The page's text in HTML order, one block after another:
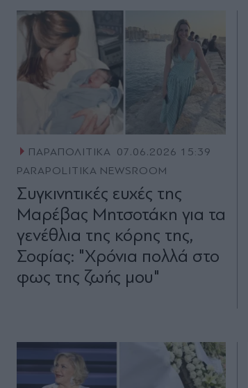
ΠΑΡΑΠΟΛΙΤΙΚΑ 07.06.2026 15:39
PARAPOLITIKA NEWSROOM
Συγκινητικές ευχές της
Μαρέβας Μητσοτάκη για τα
γενέθλια της κόρης της,
Σοφίας: "Χρόνια πολλά στο
φως της ζωής μου"